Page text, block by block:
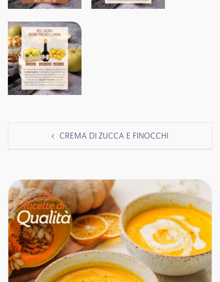
Navigazione
articolo
CREMA DI ZUCCA E FINOCCHI